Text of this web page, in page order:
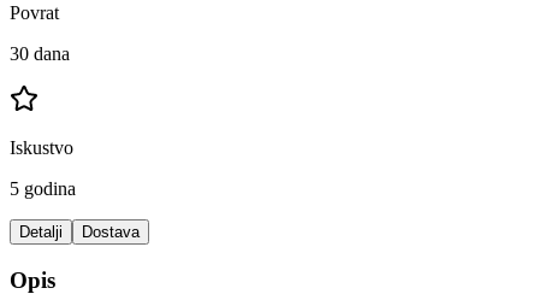
Povrat
30 dana
Iskustvo
5 godina
Detalji Dostava
Opis